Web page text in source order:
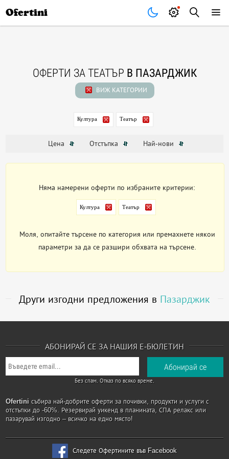
Ofertini
ОФЕРТИ ЗА ТЕАТЪР В ПАЗАРДЖИК
ВИЖ КАТЕГОРИИ
Култура Театър
Цена Отстъпка Най-нови
Няма намерени оферти по избраните критерии:
Култура Театър
Моля, опитайте търсене по категория или премахнете някои
параметри за да се разшири обхвата на търсене.
Други изгодни предложения в Пазарджик
АБОНИРАЙ СЕ ЗА НАШИЯ Е-БЮЛЕТИН
Без спам. Отказ по всяко време.
Ofertini събира най-добрите оферти за почивки, продукти и услуги с
отстъпки до -60%. Резервирай уикенд в планината, СПА релакс или
пазарувай изгодно – всичко на едно място!
Следете Офертините във Facebook